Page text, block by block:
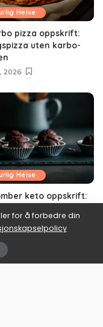
Helse
pizza oppskrift:
uten karbo-
2026
Helse
keto oppskrift:
2026
for å forbedre din